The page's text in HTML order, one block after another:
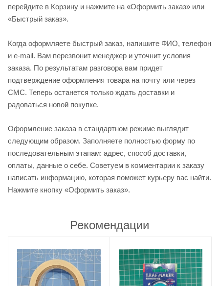
перейдите в Корзину и нажмите на «Оформить заказ» или
«Быстрый заказ».
Когда оформляете быстрый заказ, напишите ФИО, телефон
и e-mail. Вам перезвонит менеджер и уточнит условия
заказа. По результатам разговора вам придет
подтверждение оформления товара на почту или через
СМС. Теперь останется только ждать доставки и
радоваться новой покупке.
Оформление заказа в стандартном режиме выглядит
следующим образом. Заполняете полностью форму по
последовательным этапам: адрес, способ доставки,
оплаты, данные о себе. Советуем в комментарии к заказу
написать информацию, которая поможет курьеру вас найти.
Нажмите кнопку «Оформить заказ».
Рекомендации